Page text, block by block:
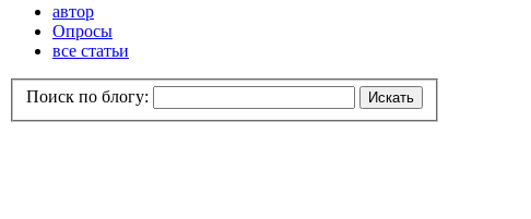
автор
Опросы
все статьи
Поиск по блогу: